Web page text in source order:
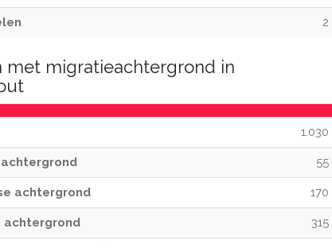
2
met migratieachtergrond in
1.030
55
achtergrond 170
achtergrond 315